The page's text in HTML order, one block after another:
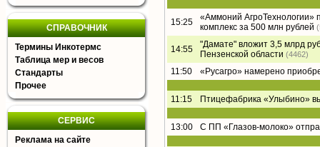
СПРАВОЧНИК
Термины Инкотермс
Таблица мер и весов
Стандарты
Прочее
СЕРВИС
Реклама на сайте
15:25
«Аммоний АгроТехнологии»
комплекс за 500 млн рублей
14:55
"Дамате" вложит 3,5 млрд
Пензенской области (4462)
11:50 «Русагро» намерено
11:15 Птицефабрика «Улыбино»
13:00 С ПП «Глазов-молоко»